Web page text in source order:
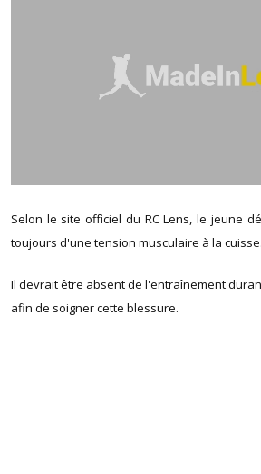
Selon le site officiel du RC Lens, le jeune
toujours d'une tension musculaire à la cuisse.
Il devrait être absent de l'entraînement
afin de soigner cette blessure.